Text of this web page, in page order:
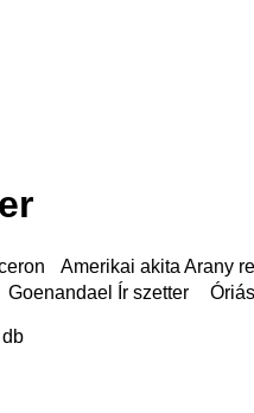
Amerikai akita
Ír szetter
db